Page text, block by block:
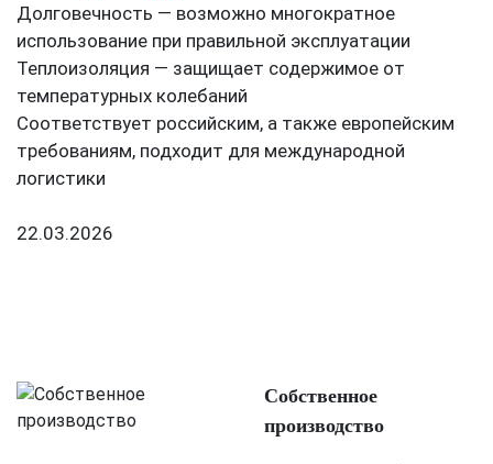
Долговечность — возможно многократное
использование при правильной эксплуатации
Теплоизоляция — защищает содержимое от
температурных колебаний
Соответствует российским, а также европейским
требованиям, подходит для международной
логистики
22.03.2026
Собственное
производство